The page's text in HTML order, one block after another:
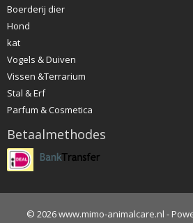
Boerderij dier
Hond
kat
Vogels & Duiven
Vissen &Terrarium
Stal & Erf
Parfum & Cosmetica
Betaalmethodes
© 2026 www.mimo-animalcare.nl -